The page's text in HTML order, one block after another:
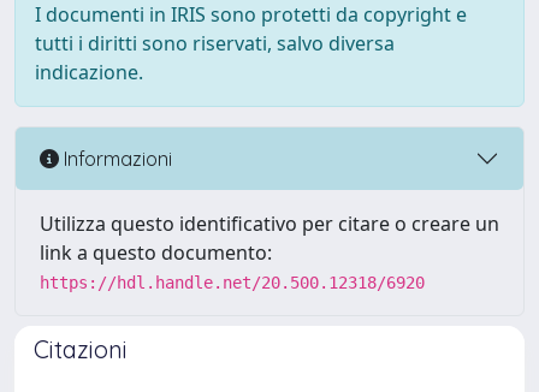
I documenti in IRIS sono protetti da copyright e
tutti i diritti sono riservati, salvo diversa
indicazione.
Informazioni
Utilizza questo identificativo per citare o creare un
link a questo documento:
https://hdl.handle.net/20.500.12318/6920
Citazioni